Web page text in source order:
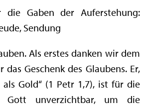
Gaben der Auferstehung:
Sendung
Als erstes danken wir dem
Geschenk des Glaubens. Er,
als Gold“ (1 Petr 1,7), ist für die
Gott unverzichtbar, um die